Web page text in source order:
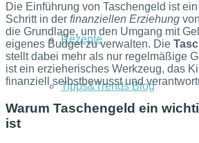
Rezepte
Tipps&Trends Blog
Die Einführung von Taschengeld ist
Schritt in der finanziellen Erziehung
die Grundlage, um den Umgang mit
eigenes Budget zu verwalten. Die
stellt dabei mehr als nur regelmäßige
ist ein erzieherisches Werkzeug, das
finanziell selbstbewusst und
Warum Taschengeld ein
ist